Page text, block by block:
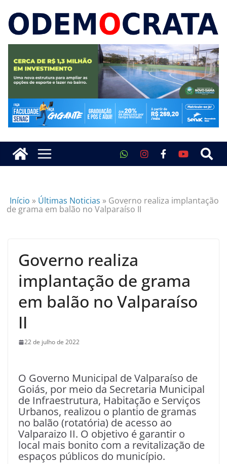
Início » Últimas Noticias » Governo realiza implantação
de grama em balão no Valparaíso II
Governo realiza
implantação de grama
em balão no Valparaíso
II
22 de julho de 2022
O Governo Municipal de Valparaíso de
Goiás, por meio da Secretaria Municipal
de Infraestrutura, Habitação e Serviços
Urbanos, realizou o plantio de gramas
no balão (rotatória) de acesso ao
Valparaizo II. O objetivo é garantir o
local mais bonito com a revitalização de
espaços públicos do município.